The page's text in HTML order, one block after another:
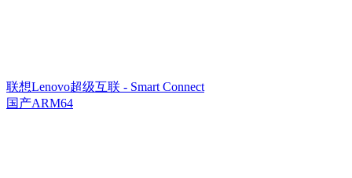
联想Lenovo超级互联 - Smart Connect
国产ARM64